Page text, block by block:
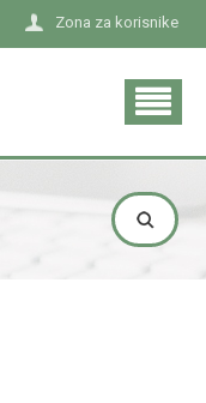
Zona za korisnike